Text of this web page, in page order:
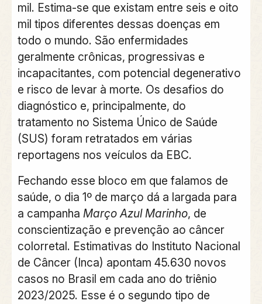
mil. Estima-se que existam entre seis e oito
mil tipos diferentes dessas doenças em
todo o mundo. São enfermidades
geralmente crônicas, progressivas e
incapacitantes, com potencial degenerativo
e risco de levar à morte. Os desafios do
diagnóstico e, principalmente, do
tratamento no Sistema Único de Saúde
(SUS) foram retratados em várias
reportagens nos veículos da EBC.
Fechando esse bloco em que falamos de
saúde, o dia 1º de março dá a largada para
a campanha Março Azul Marinho, de
conscientização e prevenção ao câncer
colorretal. Estimativas do Instituto Nacional
de Câncer (Inca) apontam 45.630 novos
casos no Brasil em cada ano do triênio
2023/2025. Esse é o segundo tipo de